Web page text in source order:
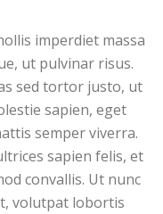
imperdiet massa
ut pulvinar risus.
sed tortor justo, ut
sapien, eget
semper viverra.
sapien felis, et
convallis. Ut nunc
volutpat lobortis